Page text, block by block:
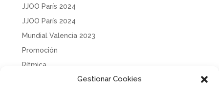
Gestionar Cookies
JJOO París 2024
JJOO París 2024
Mundial Valencia 2023
Promoción
Rítmica